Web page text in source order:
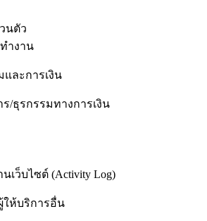
นตัว
ำงาน
ละการเงิน
/ธุรกรรมทางการเงิน
เว็บไซต์ (Activity Log)
ให้บริการอื่น